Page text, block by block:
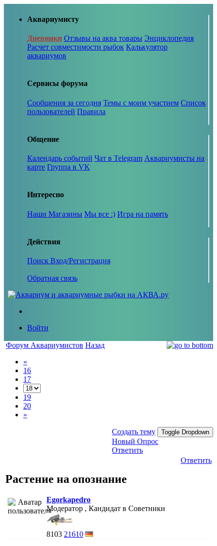
Аквариумисту
Дневники Отзывы на аква товары Энциклопедия
Расчет совместимости рыбок Калькулятор
аквариумов
Сервисы форума
Сообщения за сегодня Темы с моим участием Список
пользователей Правила
Общение
Календарь событий Чат в Telegram Аквариумисты на
карте Группа в VK
Интересно
Наши Магазины Мы все :) Игра на память
Действия
Поиск Вход/Регистрация
Обратная связь
Войти
Форум Аквариумистов Назад
«
16
17
19
20
»
Создать тему Toggle Dropdown
Новый Опрос
Ответить
Ответить
Растение на опознание
Egorkapedro
Модератор , Кандидат в Советники
8103 21610